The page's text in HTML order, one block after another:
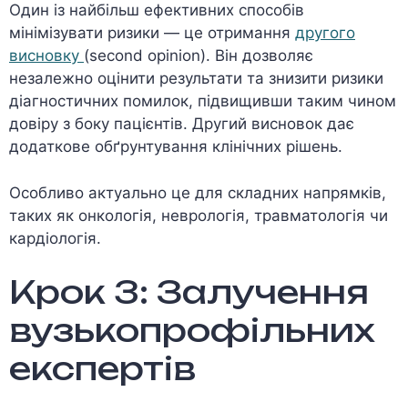
Один із найбільш ефективних способів
мінімізувати ризики — це отримання другого
висновку (second opinion). Він дозволяє
незалежно оцінити результати та знизити ризики
діагностичних помилок, підвищивши таким чином
довіру з боку пацієнтів. Другий висновок дає
додаткове обґрунтування клінічних рішень.
Особливо актуально це для складних напрямків,
таких як онкологія, неврологія, травматологія чи
кардіологія.
Крок 3: Залучення
вузькопрофільних
експертів